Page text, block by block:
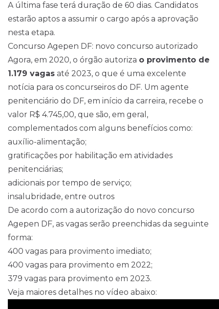
A última fase terá duração de 60 dias. Candidatos
estarão aptos a assumir o cargo após a aprovação
nesta etapa.
Concurso Agepen DF: novo concurso autorizado
Agora, em 2020, o órgão autoriza o provimento de
1.179 vagas até 2023, o que é uma excelente
notícia para os concurseiros do DF. Um agente
penitenciário do DF, em início da carreira, recebe o
valor R$ 4.745,00, que são, em geral,
complementados com alguns benefícios como:
auxílio-alimentação;
gratificações por habilitação em atividades
penitenciárias;
adicionais por tempo de serviço;
insalubridade, entre outros
De acordo com a autorização do novo concurso
Agepen DF, as vagas serão preenchidas da seguinte
forma:
400 vagas para provimento imediato;
400 vagas para provimento em 2022;
379 vagas para provimento em 2023.
Veja maiores detalhes no vídeo abaixo: